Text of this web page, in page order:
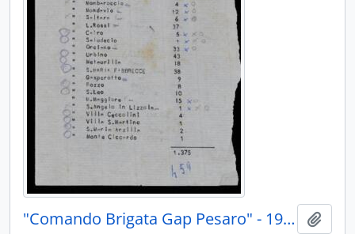
"Comando Brigata Gap Pesaro" - 1947